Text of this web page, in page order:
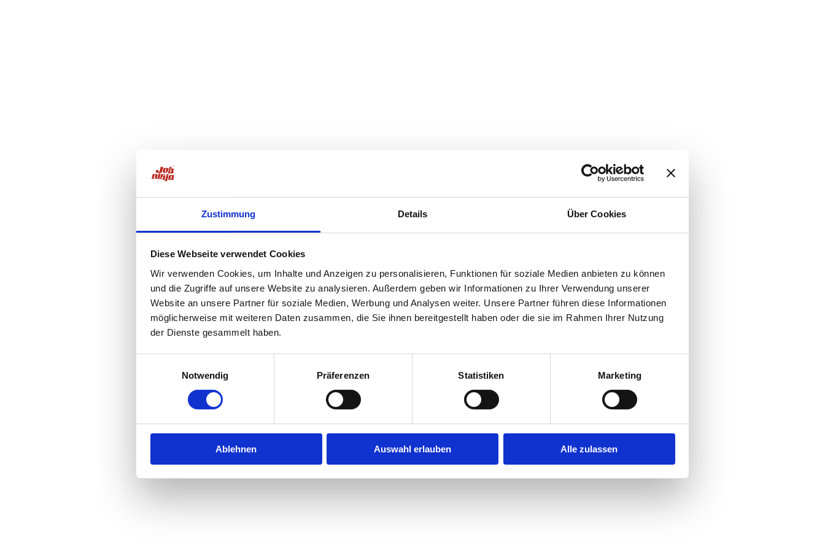
Zustimmung Details Über Cookies
Diese Webseite verwendet Cookies
Wir verwenden Cookies, um Inhalte und Anzeigen zu personalisieren, Funktionen für soziale Medien anbieten zu können
und die Zugriffe auf unsere Website zu analysieren. Außerdem geben wir Informationen zu Ihrer Verwendung unserer
Website an unsere Partner für soziale Medien, Werbung und Analysen weiter. Unsere Partner führen diese Informationen
möglicherweise mit weiteren Daten zusammen, die Sie ihnen bereitgestellt haben oder die sie im Rahmen Ihrer Nutzung
der Dienste gesammelt haben.
Notwendig
Präferenzen Statistiken Marketing
Ablehnen Auswahl erlauben Alle zulassen
Application error: aclient-side exception has occurred while loadingjobninja.com(see the browser consolefor more information).